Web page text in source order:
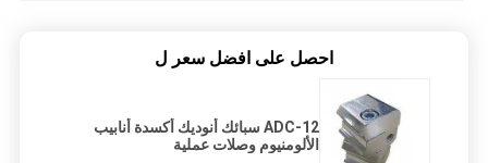
احصل على افضل سعر ل
ADC-12 سبائك أنوديك أكسدة أنابيب
الألومنيوم وصلات عملية